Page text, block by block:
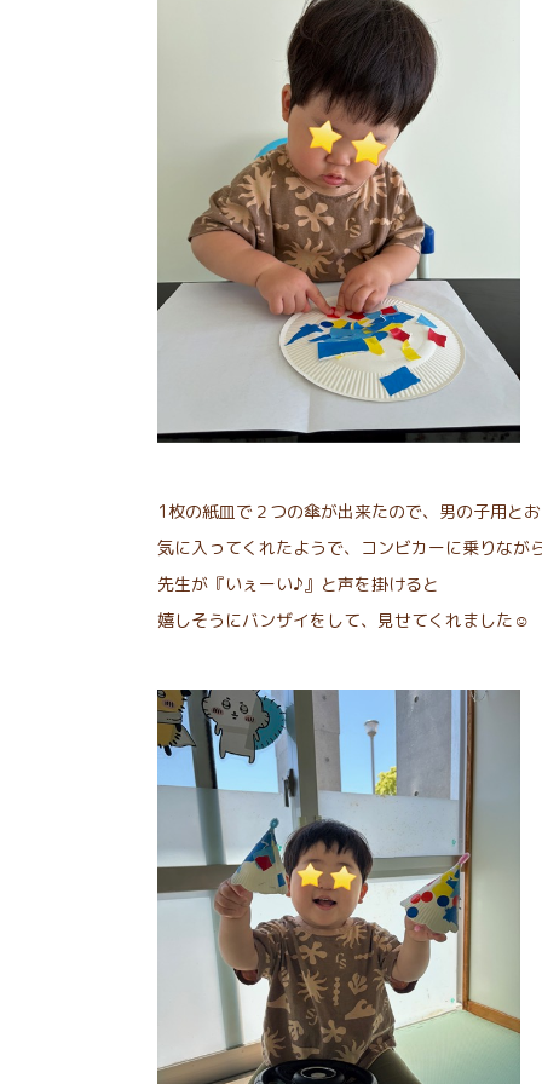
1枚の紙皿で２つの傘が出来たので、男の子用と
気に入ってくれたようで、コンビカーに乗りなが
先生が『いぇーい♪』と声を掛けると
嬉しそうにバンザイをして、見せてくれました☺︎